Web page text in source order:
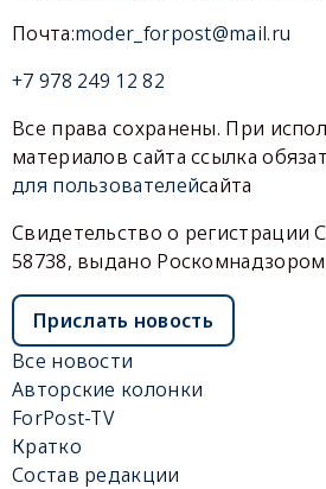
Почта:moder_forpost@mail.ru
+7 978 249 12 82
Все права сохранены. При
материалов сайта ссылка
для пользователейсайта
Свидетельство о
58738, выдано
Прислать новость
Все новости
Авторские колонки
ForPost-TV
Кратко
Состав редакции